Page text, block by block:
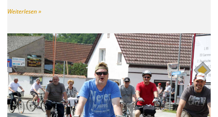
Weiterlesen »